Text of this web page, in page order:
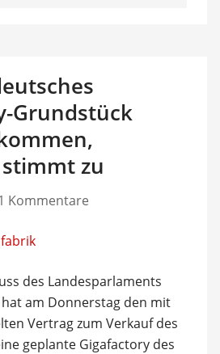
Grundstück
zu
Kommentare
des Landesparlaments
am Donnerstag den mit
Vertrag zum Verkauf des
geplante Gigafactory des